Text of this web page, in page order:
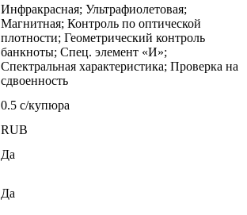
Инфракрасная; Ультрафиолетовая;
Магнитная; Контроль по оптической
плотности; Геометрический контроль
банкноты; Спец. элемент «И»;
Спектральная характеристика; Проверка на
сдвоенность
0.5 с/купюра
RUB
Да
Да